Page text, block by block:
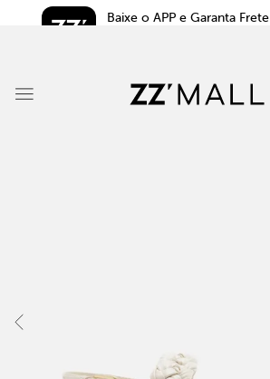
Baixe o APP e Garanta Frete